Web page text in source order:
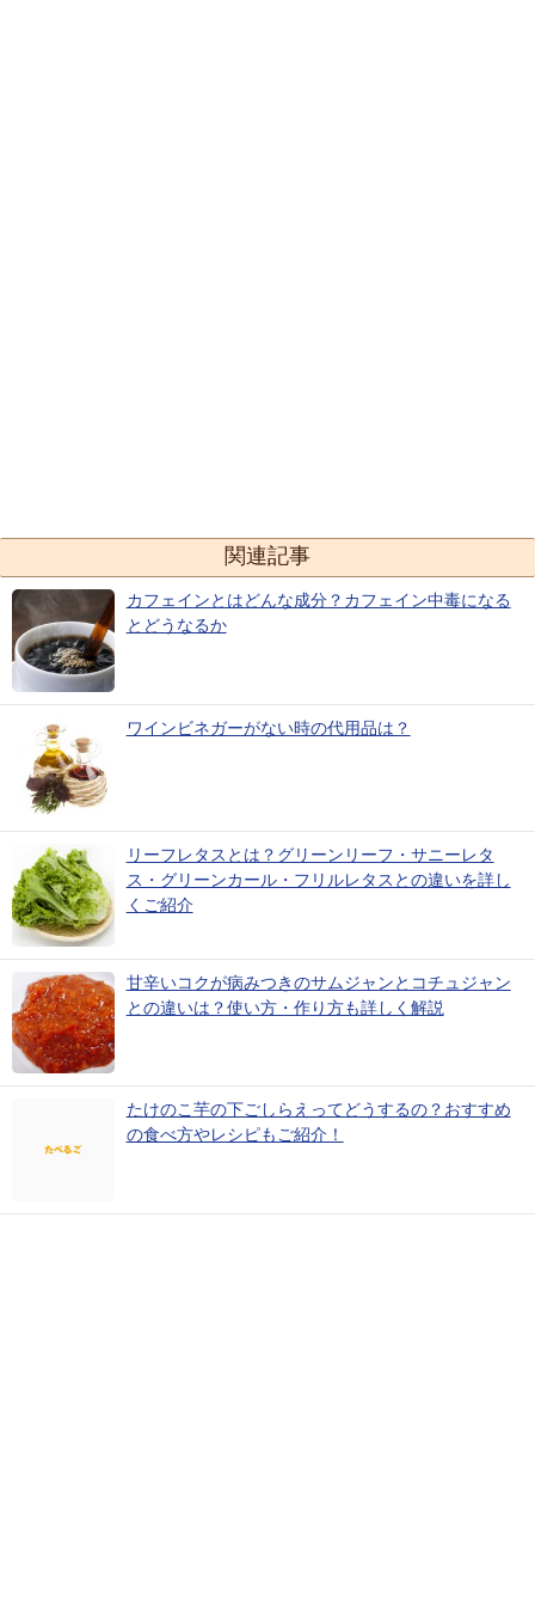
関連記事
カフェインとはどんな成分？カフェイン中毒になる
とどうなるか
ワインビネガーがない時の代用品は？
リーフレタスとは？グリーンリーフ・サニーレタ
ス・グリーンカール・フリルレタスとの違いを詳し
くご紹介
甘辛いコクが病みつきのサムジャンとコチュジャン
との違いは？使い方・作り方も詳しく解説
たけのこ芋の下ごしらえってどうするの？おすすめ
の食べ方やレシピもご紹介！